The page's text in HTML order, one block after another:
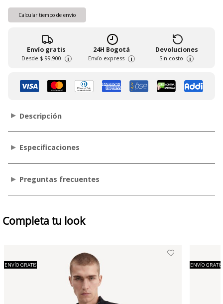
Calcular tiempo de envío
Envío gratis
Desde $ 99.900 i
24H Bogotá
Envío express i
Devoluciones
Sin costo i
Descripción
Especificaciones
Preguntas frecuentes
ENVÍO GRATIS ENVÍO GRATIS
Completa tu look